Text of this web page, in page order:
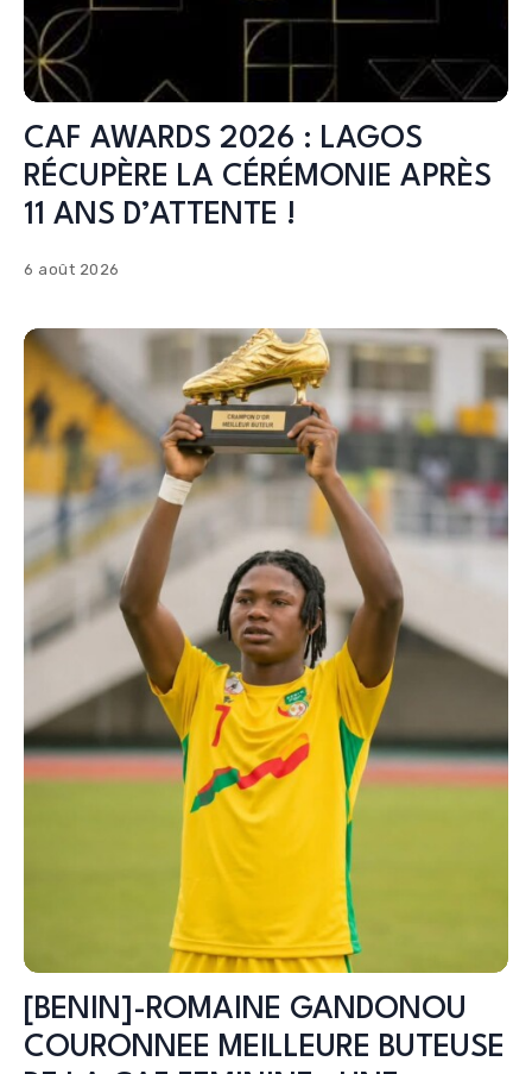
CAF AWARDS 2026 : LAGOS
RÉCUPÈRE LA CÉRÉMONIE APRÈS
11 ANS D’ATTENTE !
6 août 2026
[BENIN]-ROMAINE GANDONOU
COURONNEE MEILLEURE BUTEUSE